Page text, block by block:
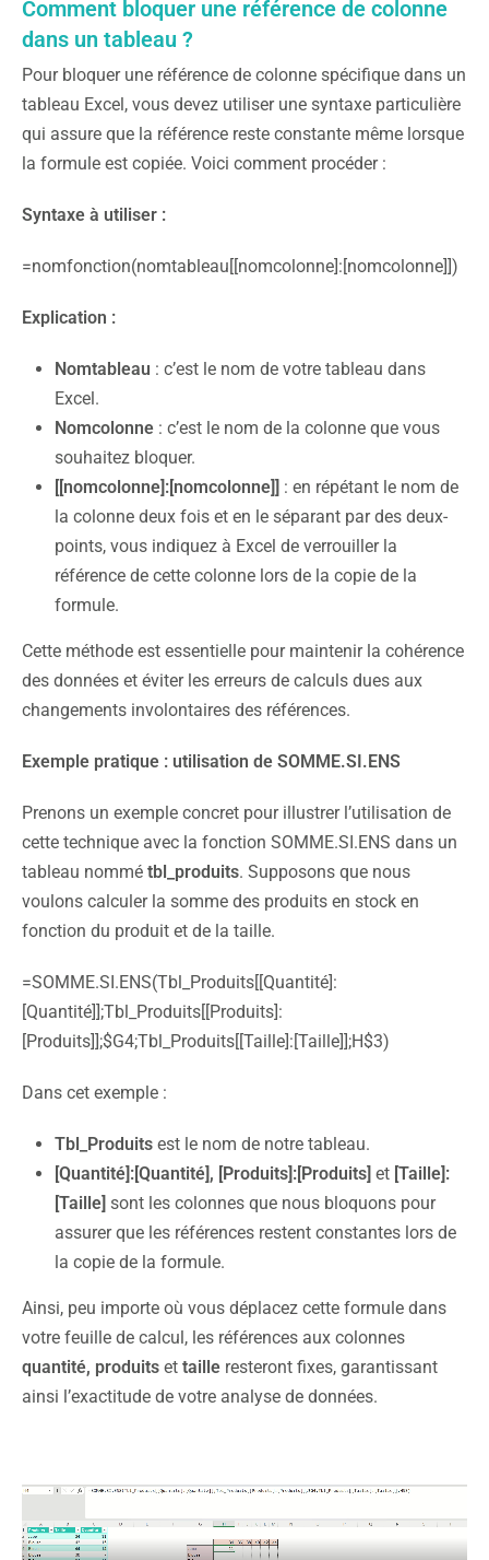
Comment bloquer une référence de colonne
dans un tableau ?
Pour bloquer une référence de colonne spécifique dans un
tableau Excel, vous devez utiliser une syntaxe particulière
qui assure que la référence reste constante même lorsque
la formule est copiée. Voici comment procéder :
Syntaxe à utiliser :
=nomfonction(nomtableau[[nomcolonne]:[nomcolonne]])
Explication :
Nomtableau : c’est le nom de votre tableau dans
Excel.
Nomcolonne : c’est le nom de la colonne que vous
souhaitez bloquer.
[[nomcolonne]:[nomcolonne]] : en répétant le nom de
la colonne deux fois et en le séparant par des deux-
points, vous indiquez à Excel de verrouiller la
référence de cette colonne lors de la copie de la
formule.
Cette méthode est essentielle pour maintenir la cohérence
des données et éviter les erreurs de calculs dues aux
changements involontaires des références.
Exemple pratique : utilisation de SOMME.SI.ENS
Prenons un exemple concret pour illustrer l’utilisation de
cette technique avec la fonction SOMME.SI.ENS dans un
tableau nommé tbl_produits. Supposons que nous
voulons calculer la somme des produits en stock en
fonction du produit et de la taille.
=SOMME.SI.ENS(Tbl_Produits[[Quantité]:
[Quantité]];Tbl_Produits[[Produits]:
[Produits]];$G4;Tbl_Produits[[Taille]:[Taille]];H$3)
Dans cet exemple :
Tbl_Produits est le nom de notre tableau.
[Quantité]:[Quantité], [Produits]:[Produits] et [Taille]:
[Taille] sont les colonnes que nous bloquons pour
assurer que les références restent constantes lors de
la copie de la formule.
Ainsi, peu importe où vous déplacez cette formule dans
votre feuille de calcul, les références aux colonnes
quantité, produits et taille resteront fixes, garantissant
ainsi l’exactitude de votre analyse de données.